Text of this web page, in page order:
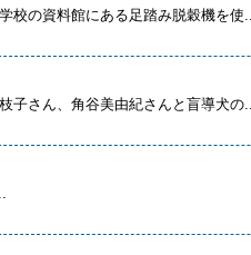
校の資料館にある足踏み脱穀機を使...
子さん、角谷美由紀さんと盲導犬の...